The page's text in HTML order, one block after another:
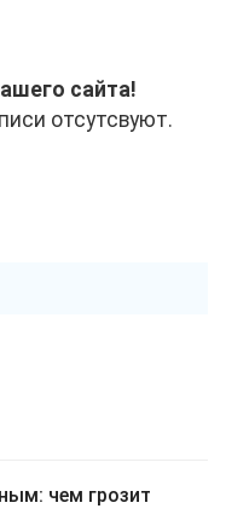
сайта!
отсутсвуют.
чем грозит